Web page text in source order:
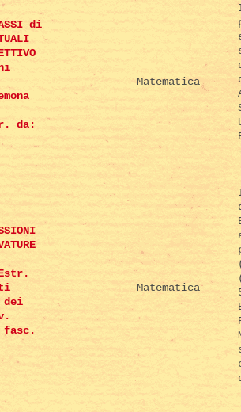
di
da:
Matematica
dei
fasc.
Matematica